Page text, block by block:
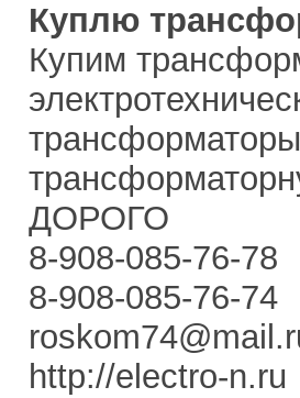
Куплю
Купим
ДОРОГО
8-908-085-76-78
8-908-085-76-74
http://electro-n.ru